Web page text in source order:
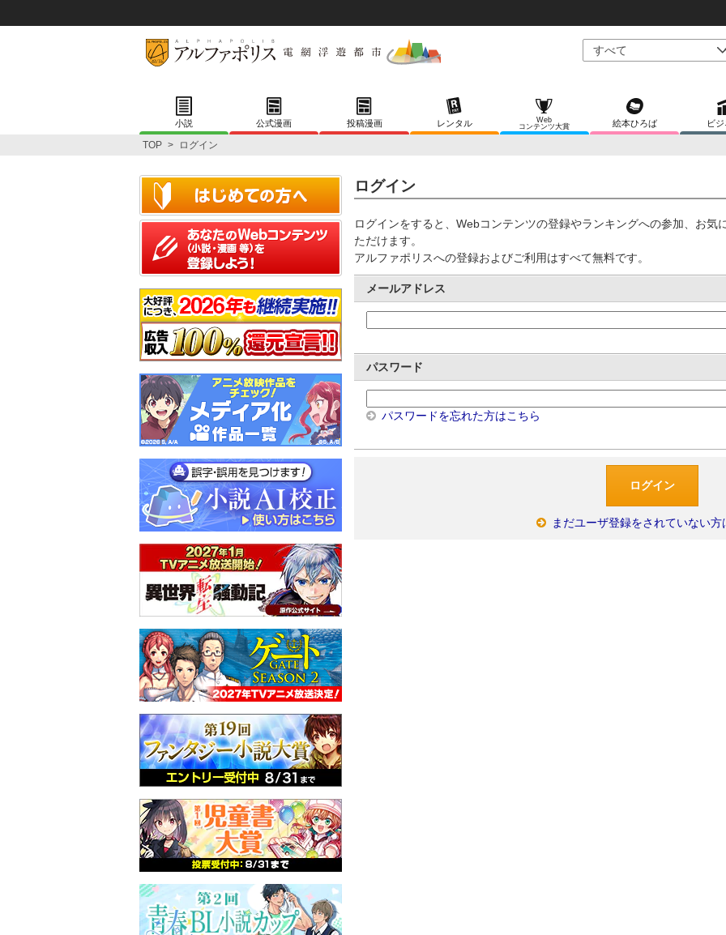
小説 公式漫画 投稿漫画 レンタル
Web
コンテンツ大賞
絵本ひろば ビ
TOP > ログイン
ログイン
ログインをすると、Webコンテンツの登録やランキングへの参加、お気
ただけます。
アルファポリスへの登録およびご利用はすべて無料です。
メールアドレス
パスワード
パスワードを忘れた方はこちら
まだユーザ登録をされていない方